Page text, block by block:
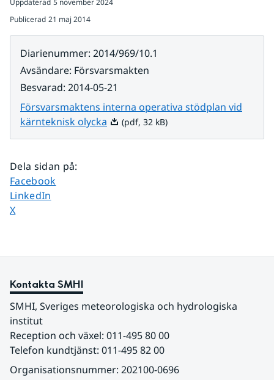
Uppdaterad 5 november 2024
Publicerad 21 maj 2014
Diarienummer: 2014/969/10.1
Avsändare: Försvarsmakten
Besvarad: 2014-05-21
Försvarsmaktens interna operativa stödplan vid
kärnteknisk olycka Pdf, 32 kB.
(pdf, 32 kB)
Dela sidan på:
Dela sidan på
Facebook
Dela sidan på
LinkedIn
Dela sidan på
X
Kontakta SMHI
SMHI, Sveriges meteorologiska och hydrologiska
institut
Reception och växel: 011-495 80 00
Telefon kundtjänst: 011-495 82 00
Organisationsnummer: 202100-0696